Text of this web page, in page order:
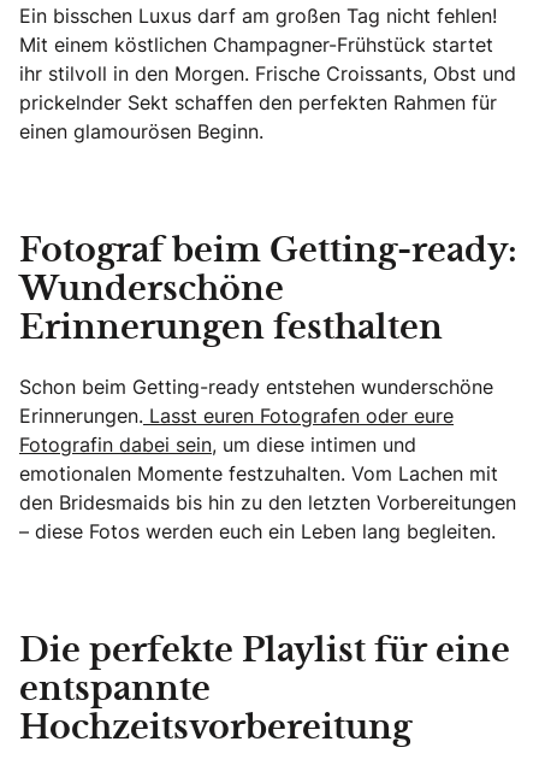
Ein bisschen Luxus darf am großen Tag nicht fehlen!
Mit einem köstlichen Champagner-Frühstück startet
ihr stilvoll in den Morgen. Frische Croissants, Obst und
prickelnder Sekt schaffen den perfekten Rahmen für
einen glamourösen Beginn.
Fotograf beim Getting-ready:
Wunderschöne
Erinnerungen festhalten
Schon beim Getting-ready entstehen wunderschöne
Erinnerungen. Lasst euren Fotografen oder eure
Fotografin dabei sein, um diese intimen und
emotionalen Momente festzuhalten. Vom Lachen mit
den Bridesmaids bis hin zu den letzten Vorbereitungen
– diese Fotos werden euch ein Leben lang begleiten.
Die perfekte Playlist für eine
entspannte
Hochzeitsvorbereitung